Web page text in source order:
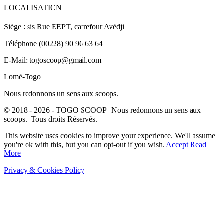
LOCALISATION
Siège : sis Rue EEPT, carrefour Avédji
Téléphone (00228) 90 96 63 64
E-Mail: togoscoop@gmail.com
Lomé-Togo
Nous redonnons un sens aux scoops.
© 2018 - 2026 - TOGO SCOOP | Nous redonnons un sens aux
scoops.. Tous droits Réservés.
This website uses cookies to improve your experience. We'll assume
you're ok with this, but you can opt-out if you wish. Accept Read
More
Privacy & Cookies Policy